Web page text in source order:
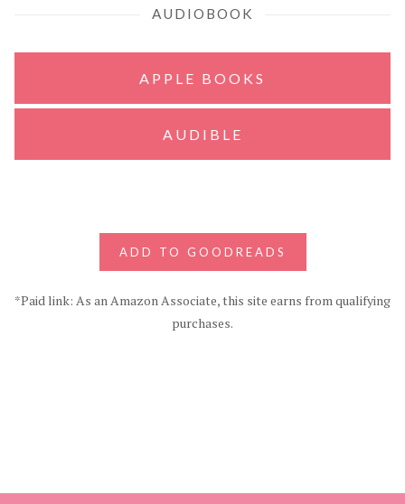
AUDIOBOOK
APPLE BOOKS
AUDIBLE
ADD TO GOODREADS
*Paid link: As an Amazon Associate, this site earns from qualifying
purchases.